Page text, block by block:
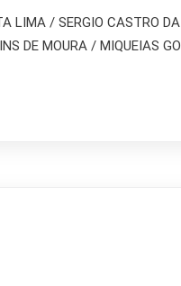
LIMA / SERGIO CASTRO
DE MOURA / MIQUEIAS